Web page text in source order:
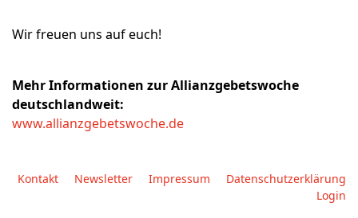
Wir freuen uns auf euch!
Mehr Informationen zur Allianzgebetswoche
deutschlandweit:
www.allianzgebetswoche.de
Kontakt Newsletter Impressum
Datenschutzerklärung
Login